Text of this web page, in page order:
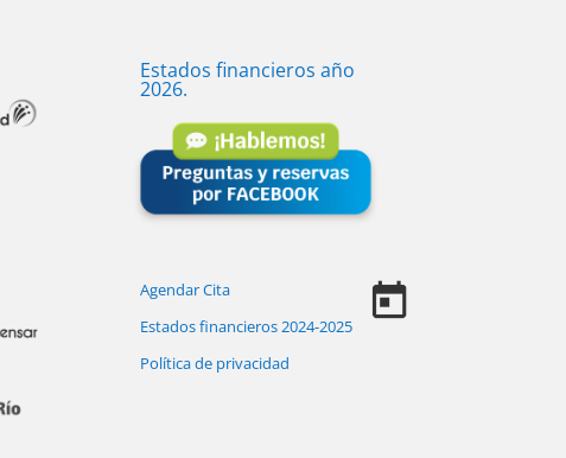
Estados financieros año
2026.
Agendar Cita
Estados financieros 2024-2025
Política de privacidad